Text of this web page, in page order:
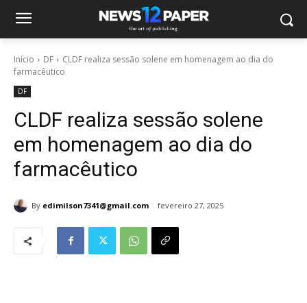
Início DF
CLDF realiza sessão solene em homenagem ao dia do
farmacêutico
DF
CLDF realiza sessão solene
em homenagem ao dia do
farmacêutico
By edimilson7341@gmail.com fevereiro 27, 2025